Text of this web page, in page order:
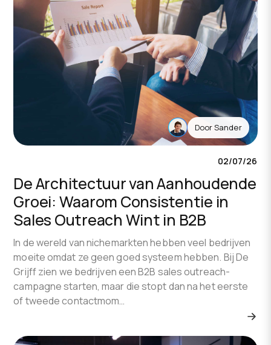
DoorSander
02/07/26
De Architectuur van Aanhoudende
Groei: Waarom Consistentie in
Sales Outreach Wint in B2B
In de wereld van nichemarkten hebben veel bedrijven
moeite omdat ze geen goed systeem hebben. Bij De
Grijff zien we bedrijven een B2B sales outreach-
campagne starten, maar die stopt dan na het eerste
of tweede contactmom…